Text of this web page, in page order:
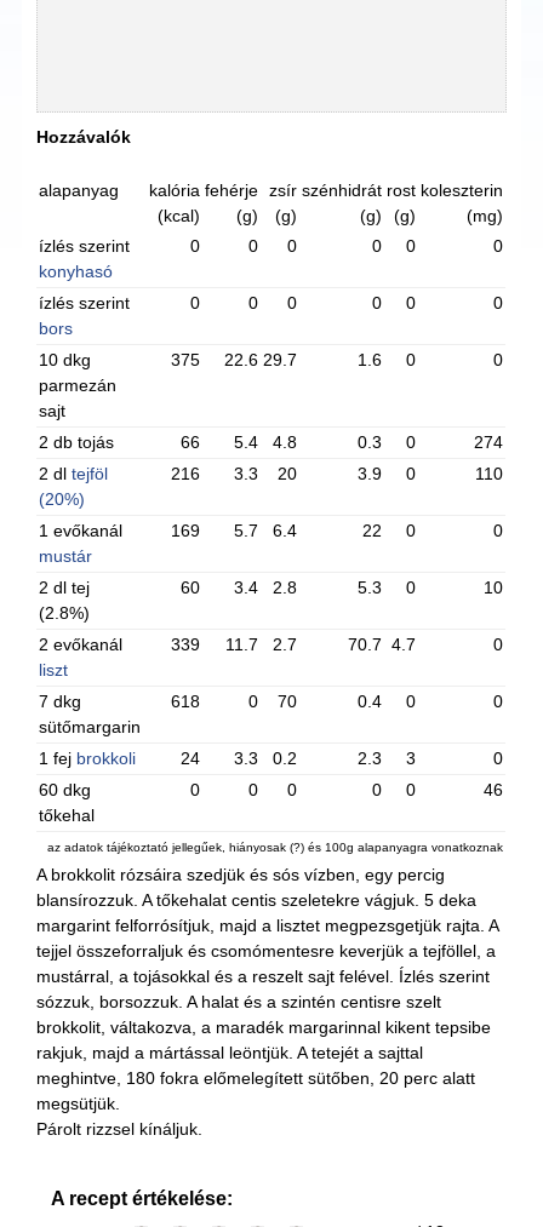
Hozzávalók
alapanyag
kalória
(kcal)
fehérje
(g)
zsír
(g)
szénhidrát
(g)
rost
(g)
koleszterin
(mg)
ízlés szerint
konyhasó
0 0 0 0 0 0
ízlés szerint
bors
0 0 0 0 0 0
10 dkg
parmezán
sajt
375 22.6 29.7 1.6 0 0
2 db tojás 66 5.4 4.8 0.3 0
274
2 dltejföl
(20%)
216 3.3 20 3.9 0 110
1 evőkanál
mustár
169 5.7 6.4 22 0 0
2 dl tej
(2.8%)
60 3.4 2.8 5.3 0 10
2 evőkanál
liszt
339 11.7 2.7 70.7 4.7 0
7 dkg
sütőmargarin
618 0 70 0.4 0 0
1 fej brokkoli 24 3.3 0.2 2.3 3
0
60 dkg
tőkehal
0 0 0 0 0 46
az adatok tájékoztató jellegűek, hiányosak (?) és 100g alapanyagra vonatkoznak
A brokkolit rózsáira szedjük és sós vízben, egy percig
blansírozzuk. A tőkehalat centis szeletekre vágjuk. 5 deka
margarint felforrósítjuk, majd a lisztet megpezsgetjük rajta. A
tejjel összeforraljuk és csomómentesre keverjük a tejföllel, a
mustárral, a tojásokkal és a reszelt sajt felével. Ízlés szerint
sózzuk, borsozzuk. A halat és a szintén centisre szelt
brokkolit, váltakozva, a maradék margarinnal kikent tepsibe
rakjuk, majd a mártással leöntjük. A tetejét a sajttal
meghintve, 180 fokra előmelegített sütőben, 20 perc alatt
megsütjük.
Párolt rizzsel kínáljuk.
A recept értékelése: